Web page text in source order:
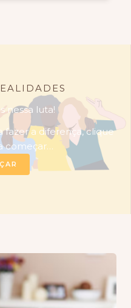
nessa luta!
fazer a diferença, clique
começar…